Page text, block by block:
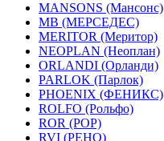
MANSONS (Мансонс)
MB (МЕРСЕДЕС)
MERITOR (Меритор)
NEOPLAN (Неоплан)
ORLANDI (Орланди)
PARLOK (Парлок)
PHOENIX (ФЕНИКС)
ROLFO (Рольфо)
ROR (РОР)
RVI (РЕНО)